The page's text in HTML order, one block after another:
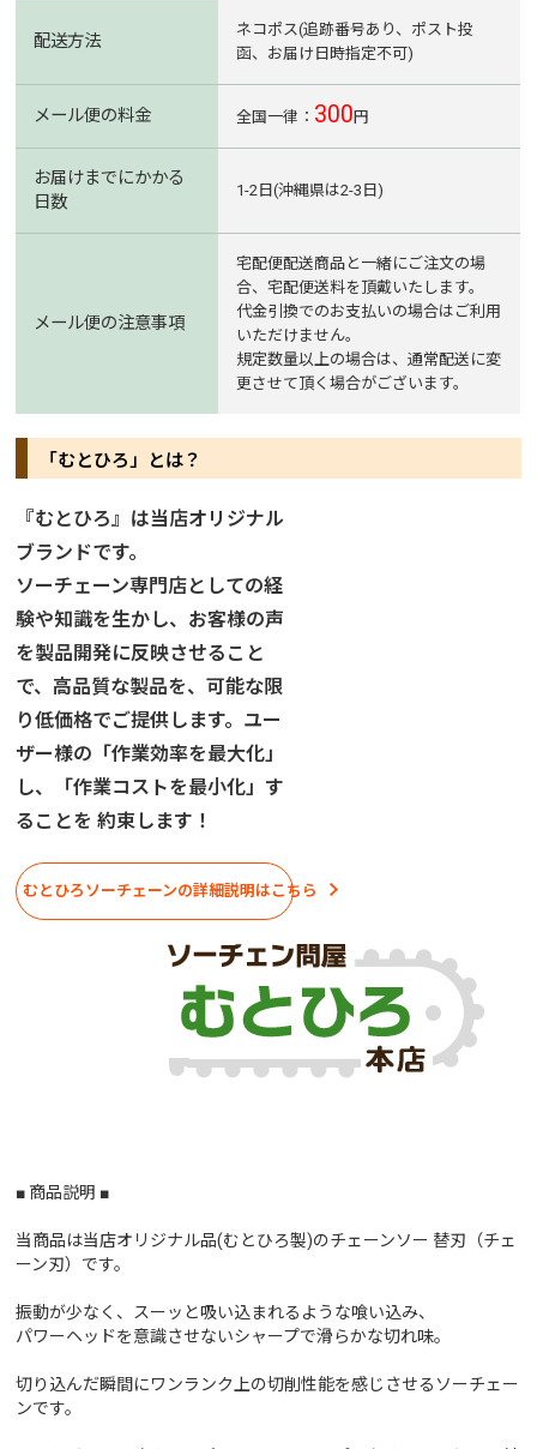
配送方法
ネコポス(追跡番号あり、ポスト投
函、お届け日時指定不可)
メール便の料金 全国一律： 300円
お届けまでにかかる
日数
1-2日(沖縄県は2-3日)
メール便の注意事項
宅配便配送商品と一緒にご注文の場
合、宅配便送料を頂戴いたします。
代金引換でのお支払いの場合はご利用
いただけません。
規定数量以上の場合は、通常配送に変
更させて頂く場合がございます。
「むとひろ」とは？
『むとひろ』は当店オリジナル
ブランドです。
ソーチェーン専門店としての経
験や知識を生かし、お客様の声
を製品開発に反映させること
で、高品質な製品を、可能な限
り低価格でご提供します。ユー
ザー様の「作業効率を最大化」
し、「作業コストを最小化」す
ることを 約束します！
むとひろソーチェーンの詳細説明はこちら
■ 商品説明 ■
当商品は当店オリジナル品(むとひろ製)のチェーンソー 替刃（チェ
ーン刃）です。
振動が少なく、スーッと吸い込まれるような喰い込み、
パワーヘッドを意識させないシャープで滑らかな切れ味。
切り込んだ瞬間にワンランク上の切削性能を感じさせるソーチェー
ンです。